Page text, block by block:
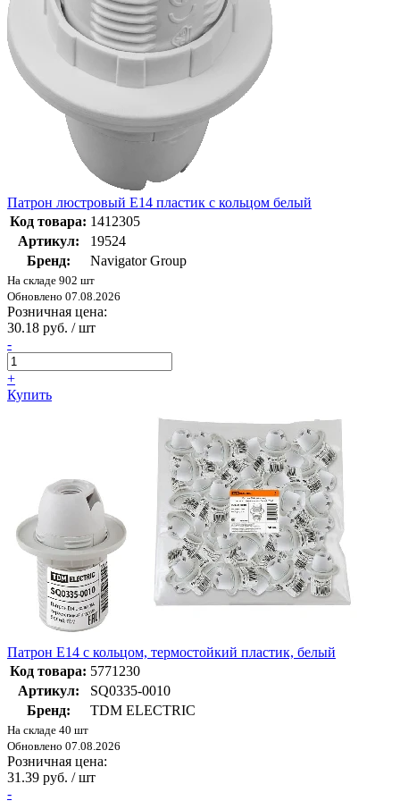
Патрон люстровый Е14 пластик с кольцом белый
Код товара: 1412305
Артикул:
19524
Бренд:
Navigator Group
На складе 902 шт
Обновлено 07.08.2026
Розничная цена:
30.18 руб. / шт
-
+
Купить
Патрон E14 с кольцом, термостойкий пластик, белый
Код товара: 5771230
Артикул:
SQ0335-0010
Бренд:
TDM ELECTRIC
На складе 40 шт
Обновлено 07.08.2026
Розничная цена:
31.39 руб. / шт
-